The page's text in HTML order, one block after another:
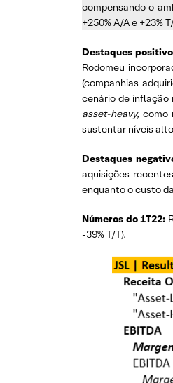
compensando o
+250% A/A e +23%
Destaques
Rodomeu
(companhias
cenário de inflação
asset-heavy, como
sustentar níveis
Destaques
aquisições
enquanto o custo
Números do 1T22:
-39% T/T).